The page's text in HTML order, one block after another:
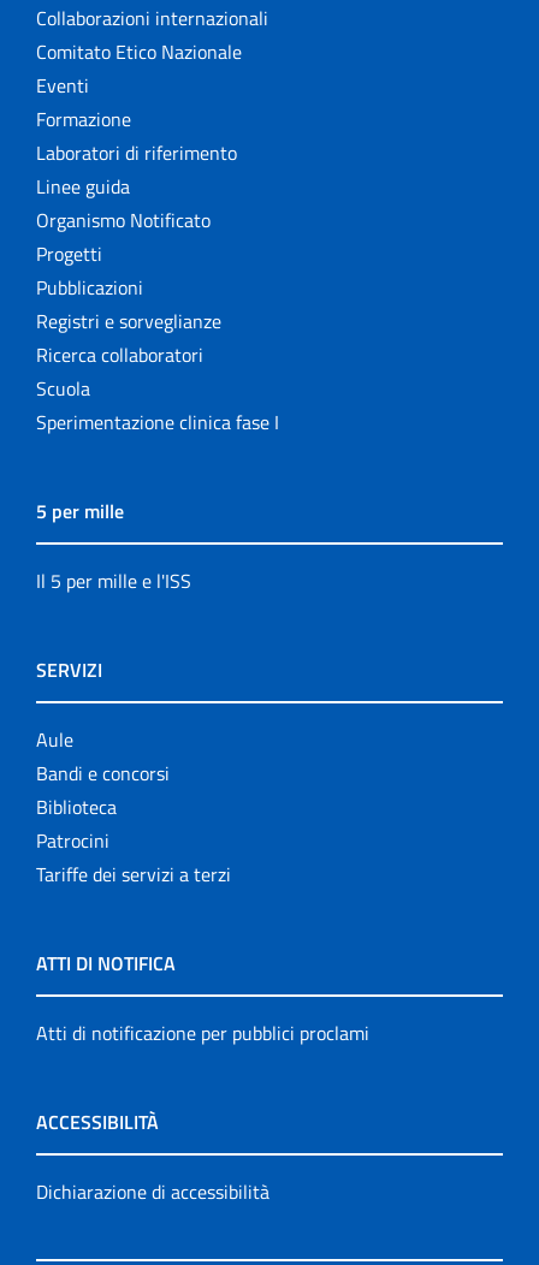
Collaborazioni internazionali
Comitato Etico Nazionale
Eventi
Formazione
Laboratori di riferimento
Linee guida
Organismo Notificato
Progetti
Pubblicazioni
Registri e sorveglianze
Ricerca collaboratori
Scuola
Sperimentazione clinica fase I
5 per mille
Il 5 per mille e l'ISS
SERVIZI
Aule
Bandi e concorsi
Biblioteca
Patrocini
Tariffe dei servizi a terzi
ATTI DI NOTIFICA
Atti di notificazione per pubblici proclami
ACCESSIBILITÀ
Dichiarazione di accessibilità